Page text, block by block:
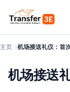
主页 机场接送礼仪：首
机场接送